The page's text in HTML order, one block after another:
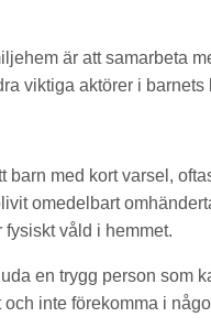
är att samarbeta
viktiga aktörer i barnets
barn med kort varsel,
omedelbart
fysiskt våld i hemmet.
en trygg person som
inte förekomma i